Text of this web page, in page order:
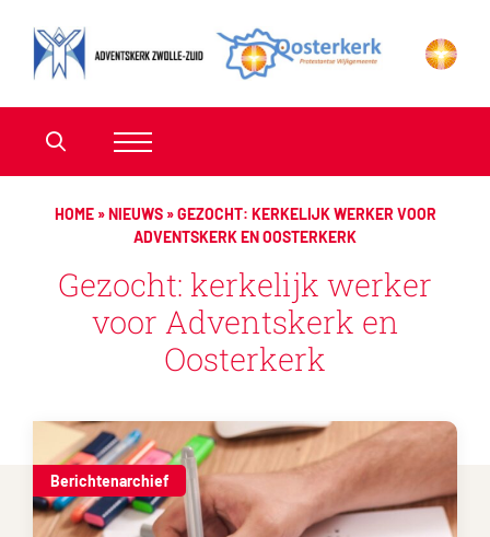
HOME»NIEUWS»GEZOCHT: KERKELIJK WERKER VOOR
ADVENTSKERK EN OOSTERKERK
Gezocht: kerkelijk werker
voor Adventskerk en
Oosterkerk
Berichtenarchief